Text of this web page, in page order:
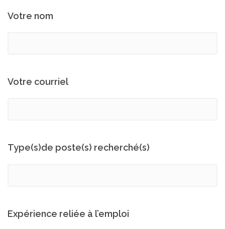
Votre nom
Votre courriel
Type(s)de poste(s) recherché(s)
Expérience reliée à l’emploi